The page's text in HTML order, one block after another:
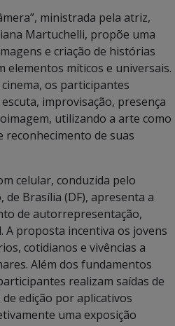
ministrada pela atriz,
Martuchelli, propõe uma
e criação de histórias
elementos míticos e universais.
os participantes
improvisação, presença
utilizando a arte como
de suas
celular, conduzida pelo
Brasília (DF), apresenta a
de autorrepresentação,
A proposta incentiva os jovens
cotidianos e vivências a
Além dos fundamentos
realizam saídas de
edição por aplicativos
uma exposição